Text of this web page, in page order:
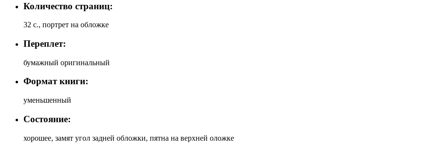
Количество страниц:
32 с., портрет на обложке
Переплет:
бумажный оригинальный
Формат книги:
уменьшенный
Состояние:
хорошее, замят угол задней обложки, пятна на верхней оложке